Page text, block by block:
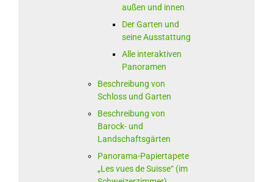
außen und innen
Der Garten und
seine Ausstattung
Alle interaktiven
Panoramen
Beschreibung von
Schloss und Garten
Beschreibung von
Barock- und
Landschaftsgärten
Panorama-Papiertapete
„Les vues de Suisse“ (im